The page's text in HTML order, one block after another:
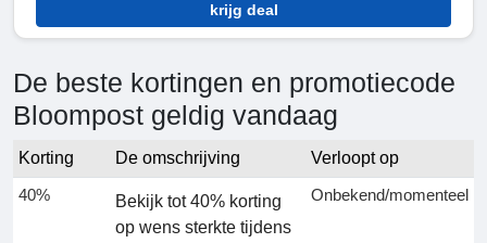
krijg deal
De beste kortingen en promotiecode
Bloompost geldig vandaag
Korting De omschrijving
Verloopt op
40%
Bekijk tot 40% korting
op wens sterkte tijdens
Onbekend/momenteel